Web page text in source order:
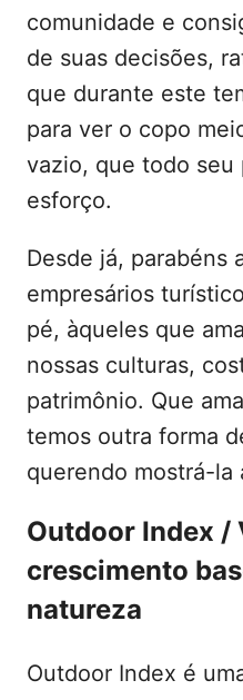
comunidade e
de suas decisões,
que durante este
para ver o copo
vazio, que todo seu
esforço.
Desde já, parabéns
empresários
pé, àqueles que
nossas culturas,
patrimônio. Que
temos outra forma
querendo mostrá-la
Outdoor Index /
crescimento
natureza
Outdoor Index é